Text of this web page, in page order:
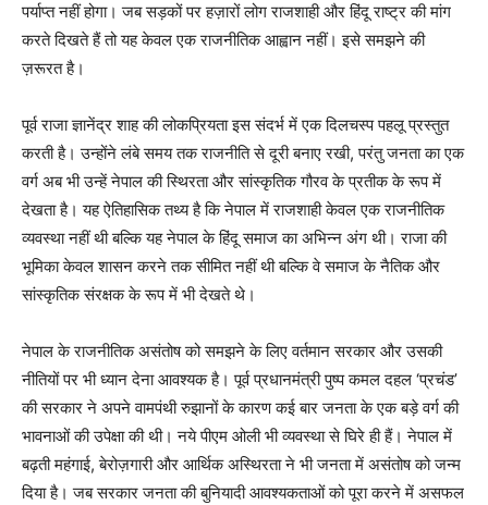
पर्याप्त नहीं होगा। जब सड़कों पर हज़ारों लोग राजशाही और हिंदू राष्ट्र की मांग
करते दिखते हैं तो यह केवल एक राजनीतिक आह्वान नहीं। इसे समझने की
ज़रूरत है।
पूर्व राजा ज्ञानेंद्र शाह की लोकप्रियता इस संदर्भ में एक दिलचस्प पहलू प्रस्तुत
करती है। उन्होंने लंबे समय तक राजनीति से दूरी बनाए रखी, परंतु जनता का एक
वर्ग अब भी उन्हें नेपाल की स्थिरता और सांस्कृतिक गौरव के प्रतीक के रूप में
देखता है। यह ऐतिहासिक तथ्य है कि नेपाल में राजशाही केवल एक राजनीतिक
व्यवस्था नहीं थी बल्कि यह नेपाल के हिंदू समाज का अभिन्न अंग थी। राजा की
भूमिका केवल शासन करने तक सीमित नहीं थी बल्कि वे समाज के नैतिक और
सांस्कृतिक संरक्षक के रूप में भी देखते थे।
नेपाल के राजनीतिक असंतोष को समझने के लिए वर्तमान सरकार और उसकी
नीतियों पर भी ध्यान देना आवश्यक है। पूर्व प्रधानमंत्री पुष्प कमल दहल ‘प्रचंड’
की सरकार ने अपने वामपंथी रुझानों के कारण कई बार जनता के एक बड़े वर्ग की
भावनाओं की उपेक्षा की थी। नये पीएम ओली भी व्यवस्था से घिरे ही हैं। नेपाल में
बढ़ती महंगाई, बेरोज़गारी और आर्थिक अस्थिरता ने भी जनता में असंतोष को जन्म
दिया है। जब सरकार जनता की बुनियादी आवश्यकताओं को पूरा करने में असफल